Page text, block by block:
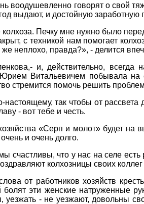
воодушевленно говорят о свой
выдают, и достойную
Печку мне нужно было
с техникой нам помогает
же неплохо, правда?», - делится
и, действительно,
Витальевичем побывала на
стремится помочь решить
так чтобы от рассвета
- вот тебе и честь.
«Серп и молот» будет
и очень долго.
счастливы, что у нас на селе
колхозницы своих коллег
от работников хозяйств
эти женские натруженные
- не уезжают, довольны